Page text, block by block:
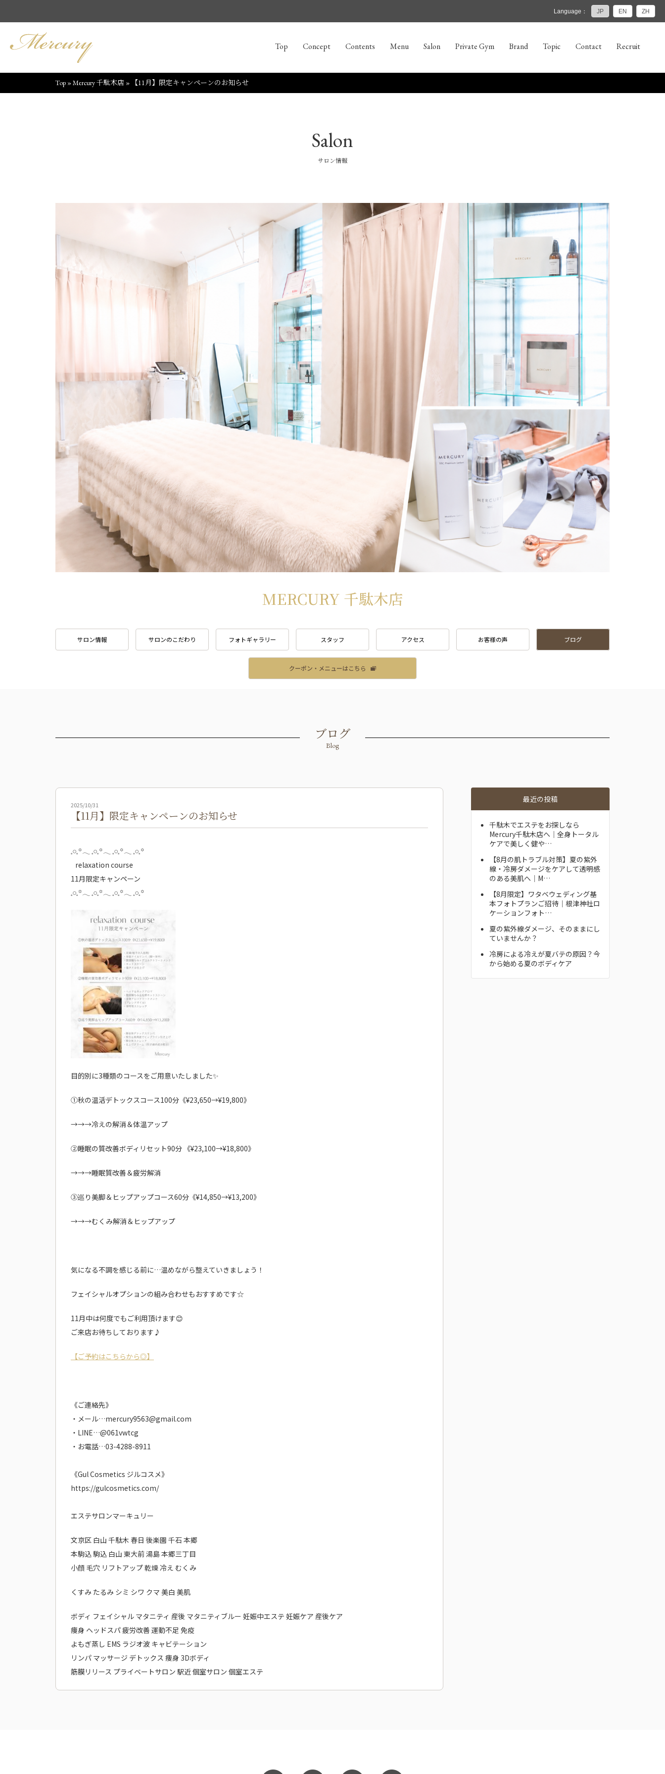
Language： JP EN ZH
Top Concept Contents Menu Salon Private Gym Brand Topic Contact Recruit
Top »Mercury 千駄木店 » 【11月】限定キャンペーンのお知らせ
Salon
サロン情報
MERCURY 千駄木店
サロン情報 サロンのこだわり フォトギャラリー スタッフ アクセス お客様の声 ブログ
クーポン・メニューはこちら
ブログ
Blog
2025/10/31
【11月】限定キャンペーンのお知らせ
𓈒𓏸𓈒꙳𓂃 𓈒𓏸𓈒꙳𓂃 𓈒𓏸𓈒꙳𓂃 𓈒𓏸𓈒꙳
relaxation course
11月限定キャンペーン
𓈒𓏸𓈒꙳𓂃 𓈒𓏸𓈒꙳𓂃 𓈒𓏸𓈒꙳𓂃 𓈒𓏸𓈒꙳
目的別に3種類のコースをご用意いたしました✨
①秋の温活デトックスコース100分《¥23,650→¥19,800》
→→→冷えの解消＆体温アップ
②睡眠の質改善ボディリセット90分 《¥23,100→¥18,800》
→→→睡眠質改善＆疲労解消
③巡り美脚＆ヒップアップコース60分《¥14,850→¥13,200》
→→→むくみ解消＆ヒップアップ
気になる不調を感じる前に…温めながら整えていきましょう！
フェイシャルオプションの組み合わせもおすすめです☆
11月中は何度でもご利用頂けます😊
ご来店お待ちしております♪
【ご予約はこちらから◎】
《ご連絡先》
・メール…mercury9563@gmail.com
・LINE…@061vwtcg
・お電話…03-4288-8911
《Gul Cosmetics ジルコスメ》
https://gulcosmetics.com/
エステサロンマーキュリー
文京区 白山 千駄木 春日 後楽園 千石 本郷
本駒込 駒込 白山 東大前 湯島 本郷三丁目
小顔 毛穴 リフトアップ 乾燥 冷え むくみ
くすみ たるみ シミ シワ クマ 美白 美肌
ボディ フェイシャル マタニティ 産後 マタニティブルー 妊娠中エステ 妊娠ケア 産後ケア
痩身 ヘッドスパ 疲労改善 運動不足 免疫
よもぎ蒸し EMS ラジオ波 キャビテーション
リンパ マッサージ デトックス 痩身 3Dボディ
筋膜リリース プライベートサロン 駅近 個室サロン 個室エステ
最近の投稿
千駄木でエステをお探しなら
Mercury千駄木店へ｜全身トータル
ケアで美しく健や…
【8月の肌トラブル対策】夏の紫外
線・冷房ダメージをケアして透明感
のある美肌へ｜M…
【8月限定】ワタベウェディング基
本フォトプランご招待｜根津神社ロ
ケーションフォト…
夏の紫外線ダメージ、そのままにし
ていませんか？
冷房による冷えが夏バテの原因？今
から始める夏のボディケア